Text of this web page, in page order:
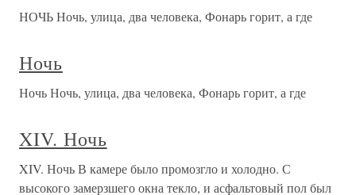
НОЧЬ Ночь, улица, два человека, Фонарь горит, а где
Ночь
Ночь Ночь, улица, два человека, Фонарь горит, а где
XIV. Ночь
XIV. Ночь В камере было промозгло и холодно. С
высокого замерзшего окна текло, и асфальтовый пол был